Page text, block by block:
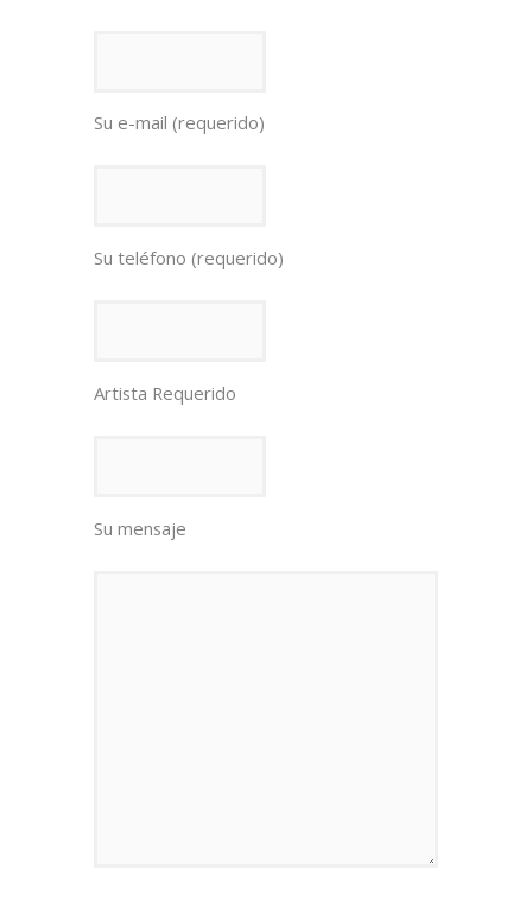
Su e-mail (requerido)
Su teléfono (requerido)
Artista Requerido
Su mensaje